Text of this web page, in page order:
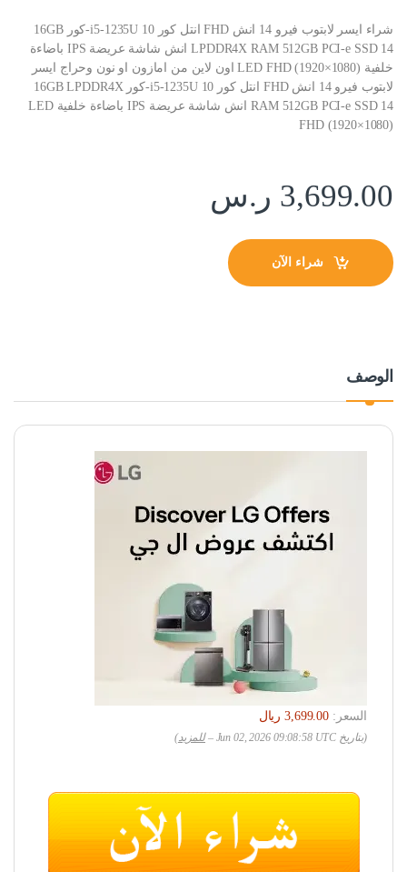
شراء ايسر لابتوب فيرو 14 انش FHD انتل كور i5-1235U 10-كور 16GB
LPDDR4X RAM 512GB PCI-e SSD 14 انش شاشة عريضة IPS باضاءة
خلفية LED FHD (1920×1080) اون لاين من امازون او نون وحراج ايسر
لابتوب فيرو 14 انش FHD انتل كور i5-1235U 10-كور 16GB LPDDR4X
RAM 512GB PCI-e SSD 14 انش شاشة عريضة IPS باضاءة خلفية LED
FHD (1920×1080)
3,699.00 ر.س
شراء الآن
الوصف
السعر:
‏3,699.00 ريال
(بتاريخ Jun 02, 2026 09:08:58 UTC – للمزيد)